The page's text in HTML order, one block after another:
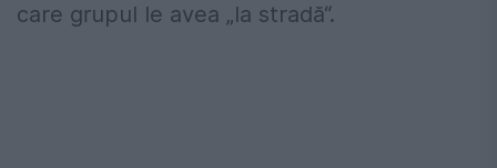
care grupul le avea „la stradă“.